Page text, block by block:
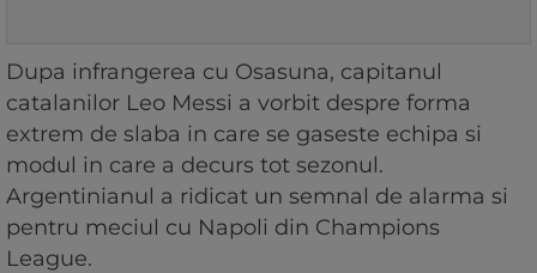
Dupa infrangerea cu Osasuna, capitanul
catalanilor Leo Messi a vorbit despre forma
extrem de slaba in care se gaseste echipa si
modul in care a decurs tot sezonul.
Argentinianul a ridicat un semnal de alarma si
pentru meciul cu Napoli din Champions
League.